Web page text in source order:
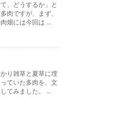
、どうするか」と
肉ですが、まず、
畑には今回は ...
り雑草と夏草に埋
ていた多肉を、文
てみました。 ...